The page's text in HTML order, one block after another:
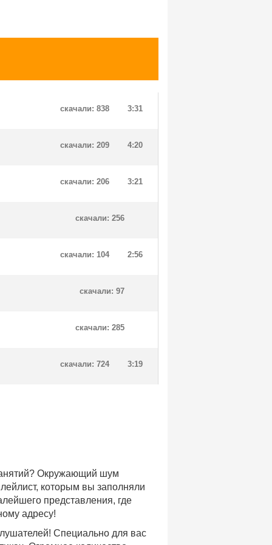
3:31
скачали: 838
4:20
скачали: 209
3:21
скачали: 206
скачали: 256
2:56
скачали: 104
скачали: 97
скачали: 285
3:19
скачали: 724
Окружающий шум
которым вы заполняли
представления, где
адресу!
Специально для вас